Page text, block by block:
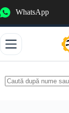
la
WhatsApp